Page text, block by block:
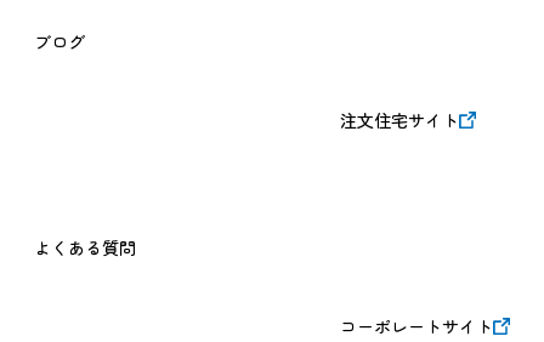
ブログ
よくある質問
注文住宅サイト
コーポレートサイト